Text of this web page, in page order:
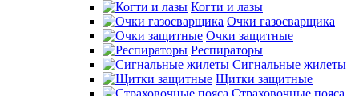
Когти и лазы
Очки газосварщика
Очки защитные
Респираторы
Сигнальные жилеты
Щитки защитные
Страховочные пояса